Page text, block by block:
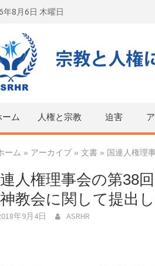
年8月6日 木曜日
ーム 人権と宗教 迫害
ーム » アーカイブ » 文書 » 国連人権理
人権理事会の第38
教会に関して提出
年9月4日 ASRHR